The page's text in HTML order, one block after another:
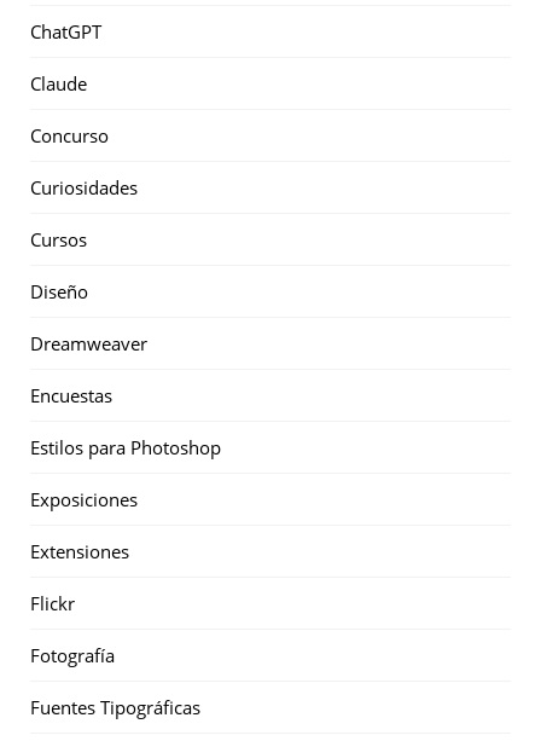
ChatGPT
Claude
Concurso
Curiosidades
Cursos
Diseño
Dreamweaver
Encuestas
Estilos para Photoshop
Exposiciones
Extensiones
Flickr
Fotografía
Fuentes Tipográficas